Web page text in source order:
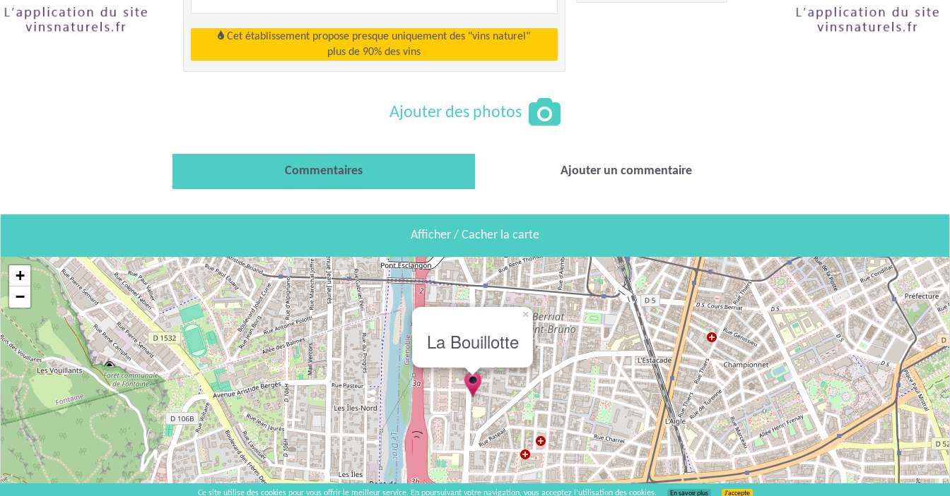
Cet établissement propose presque uniquement des "vins naturel"
plus de 90% des vins
Ajouter des photos
Commentaires Ajouter un commentaire
Afficher / Cacher la carte
La Bouillotte
×
+
−
Ce site utilise des cookies pour vous offrir le meilleur service. En poursuivant votre navigation, vous acceptez l’utilisation des cookies. En savoir plus J’accepte